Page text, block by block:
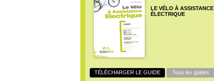
LE VÉLO À ASSISTANCE
ÉLECTRIQUE
TÉLÉCHARGER LE GUIDE Tous les guides